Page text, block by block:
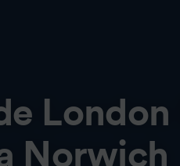
Norwich